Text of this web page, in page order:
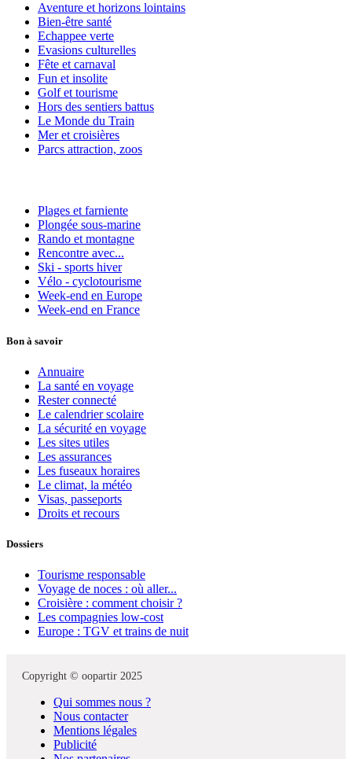
Aventure et horizons lointains
Bien-être santé
Echappee verte
Evasions culturelles
Fête et carnaval
Fun et insolite
Golf et tourisme
Hors des sentiers battus
Le Monde du Train
Mer et croisières
Parcs attraction, zoos
Plages et farniente
Plongée sous-marine
Rando et montagne
Rencontre avec...
Ski - sports hiver
Vélo - cyclotourisme
Week-end en Europe
Week-end en France
Bon à savoir
Annuaire
La santé en voyage
Rester connecté
Le calendrier scolaire
La sécurité en voyage
Les sites utiles
Les assurances
Les fuseaux horaires
Le climat, la météo
Visas, passeports
Droits et recours
Dossiers
Tourisme responsable
Voyage de noces : où aller...
Croisière : comment choisir ?
Les compagnies low-cost
Europe : TGV et trains de nuit
Copyright © oopartir 2025
Qui sommes nous ?
Nous contacter
Mentions légales
Publicité